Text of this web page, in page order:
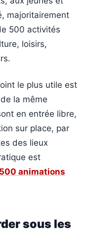
majoritairement
500 activités
loisirs,
le plus utile est
la même
en entrée libre,
sur place, par
des lieux
est
500 animations
sous les